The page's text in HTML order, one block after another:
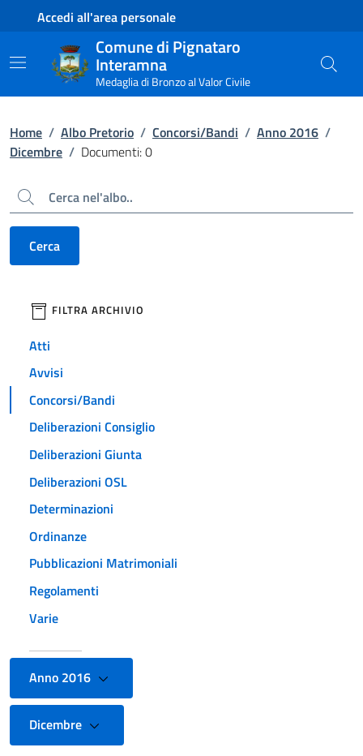
Contenuto principale
Piede di paginaAccedi all'area personale
Comune di Pignataro
Interamna
Medaglia di Bronzo al Valor Civile
Home / Albo Pretorio / Concorsi/Bandi / Anno 2016 /
Dicembre / Documenti: 0
Cerca
Cerca
filtri da applicare
FILTRA ARCHIVIO
Atti
Avvisi
Concorsi/Bandi
Deliberazioni Consiglio
Deliberazioni Giunta
Deliberazioni OSL
Determinazioni
Ordinanze
Pubblicazioni Matrimoniali
Regolamenti
Varie
Anno 2016
Dicembre